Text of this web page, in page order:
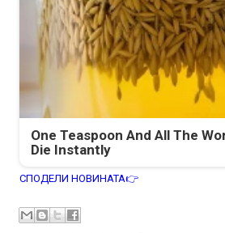
One Teaspoon And All The
Die Instantly
СПОДЕЛИ НОВИНАТА👉